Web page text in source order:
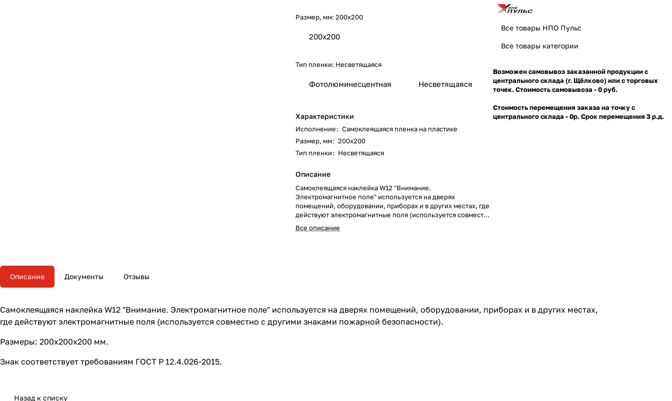
Размер, мм:200х200
200х200
Тип пленки: Несветящаяся
Фотолюминесцентная Несветящаяся
Характеристики
Исполнение: Самоклеящаяся пленка на пластике
Размер, мм: 200х200
Тип пленки: Несветящаяся
Описание
Самоклеящаяся наклейка W12 "Внимание.
Электромагнитное поле" используется на дверях
помещений, оборудовании, приборах и в других местах, где
действуют электромагнитные поля (используется совместно
с другими знаками пожарной безопасности).
Все описание
Все товары НПО Пульс
Все товары категории
Возможен самовывоз заказанной продукции с
центрального склада (г. Щёлково) или с торговых
точек. Стоимость самовывоза - 0 руб.
Стоимость перемещения заказа на точку с
центрального склада - 0р. Срок перемещения 3 р.д.
Описание Документы Отзывы
Самоклеящаяся наклейка W12 "Внимание. Электромагнитное поле" используется на дверях помещений, оборудовании, приборах и в других местах,
где действуют электромагнитные поля (используется совместно с другими знаками пожарной безопасности).
Размеры: 200х200х200 мм.
Знак соответствует требованиям ГОСТ Р 12.4.026-2015.
Назад к списку